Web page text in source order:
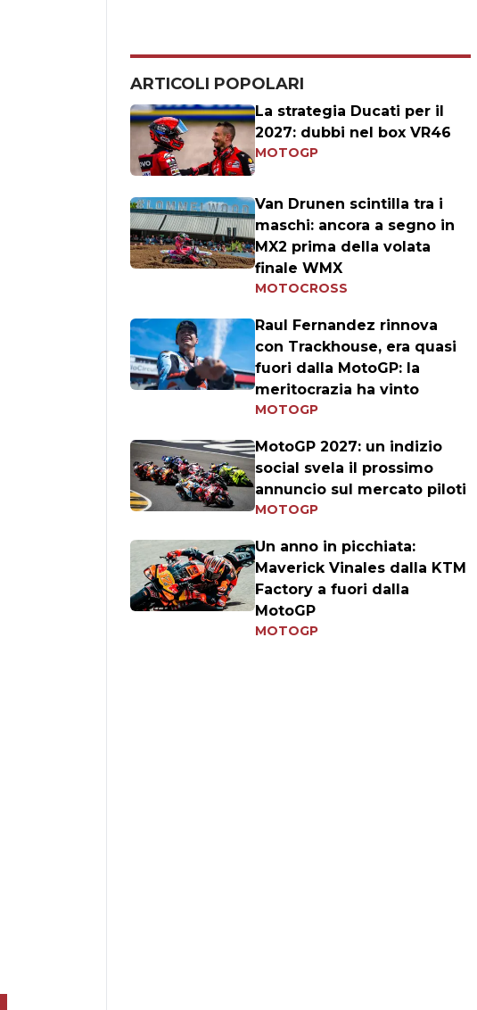
ARTICOLI POPOLARI
La strategia Ducati per il
2027: dubbi nel box VR46
MOTOGP
Van Drunen scintilla tra i
maschi: ancora a segno in
MX2 prima della volata
finale WMX
MOTOCROSS
Raul Fernandez rinnova
con Trackhouse, era quasi
fuori dalla MotoGP: la
meritocrazia ha vinto
MOTOGP
MotoGP 2027: un indizio
social svela il prossimo
annuncio sul mercato piloti
MOTOGP
Un anno in picchiata:
Maverick Vinales dalla KTM
Factory a fuori dalla
MotoGP
MOTOGP